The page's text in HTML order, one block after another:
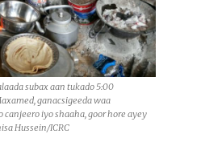
subax aan tukado 5:00
ganacsigeeda waa
canjeero iyo shaaha, goor hore ayey
Hussein/ICRC